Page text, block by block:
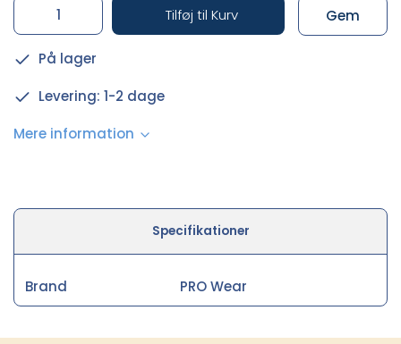
Tilføj til Kurv Gem
På lager
Levering: 1-2 dage
Mere information
Specifikationer
Brand PRO Wear